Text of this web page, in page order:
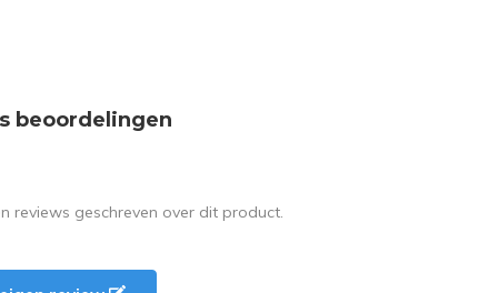
beoordelingen
reviews geschreven over dit product.